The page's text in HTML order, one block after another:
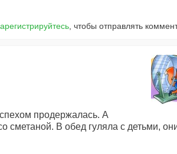
, чтобы отправлять
продержалась. А
сметаной. В обед гуляла с детьми,